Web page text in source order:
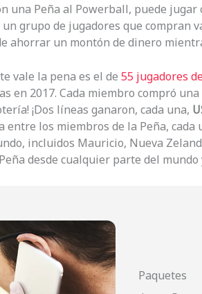
una Peña al Powerball, puede
grupo de jugadores que compran
ahorrar un montón de dinero
vale la pena es el de 55 jugadores
en 2017. Cada miembro compró
¡Dos líneas ganaron, cada una,
los miembros de la Peña, cada
incluidos Mauricio, Nueva
desde cualquier parte del
Paquetes